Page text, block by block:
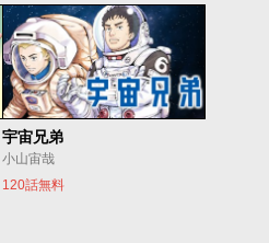
宇宙兄弟
小山宙哉
120話無料